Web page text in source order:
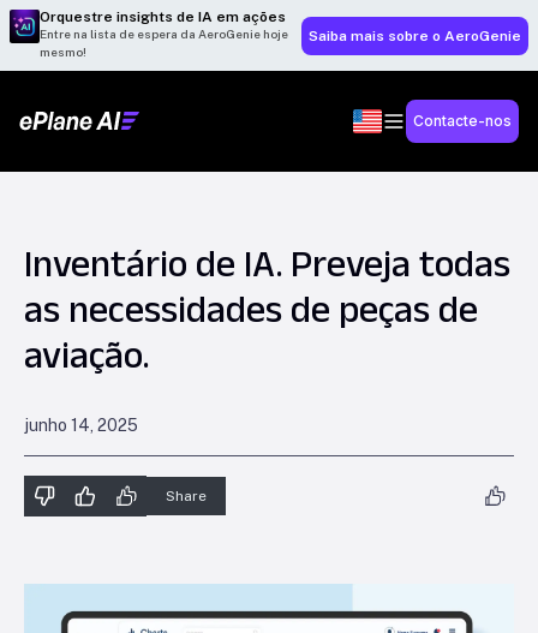
Orquestre insights de IA em ações
Entre na lista de espera da AeroGenie hoje
mesmo!
Saiba mais sobre o AeroGenie
Contacte-nos
Inventário de IA. Preveja todas
as necessidades de peças de
aviação.
junho 14, 2025
Share